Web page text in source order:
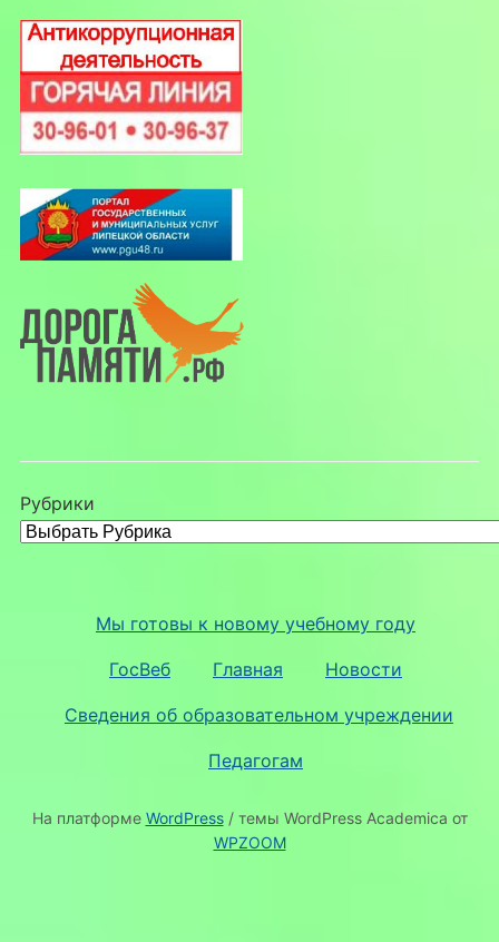
Рубрики
Мы готовы к новому учебному году
ГосВеб Главная Новости
Сведения об образовательном учреждении
Педагогам
На платформе WordPress/ темы WordPress Academica от
WPZOOM